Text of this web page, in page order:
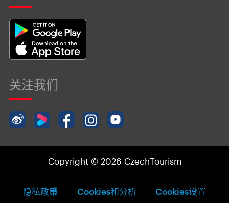
关注我们
Copyright © 2026 CzechTourism
隐私政策 Cookies和分析 Cookies设置